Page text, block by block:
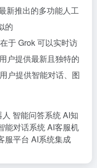
新推出的多功能人工
的
于 Grok 可以实时访
户提供最新且独特的
户提供智能对话、图
智能问答系统AI知
能对话系统AI客服机
服平台 AI系统集成